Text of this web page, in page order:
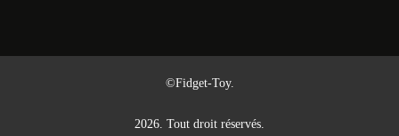
©Fidget-Toy.
2026. Tout droit réservés.